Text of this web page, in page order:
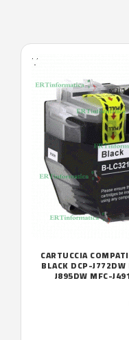
'.'
CARTUCCIA
BLACK DCP-
J895DW MFC-